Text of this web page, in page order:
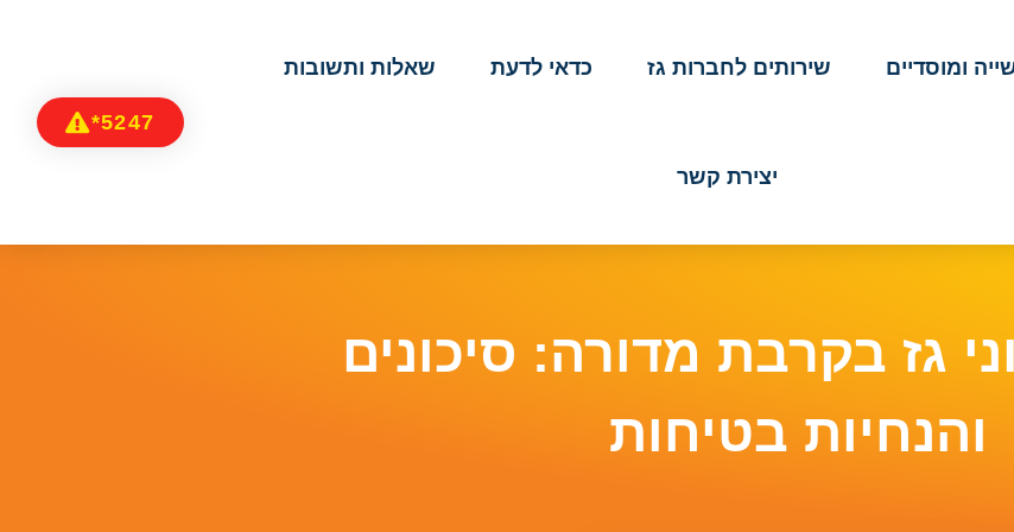
ומוסדיים שירותים לחברות גז כדאי לדעת שאלות ותשובות
יצירת קשר
5247*
גז בקרבת מדורה: סיכונים
והנחיות בטיחות